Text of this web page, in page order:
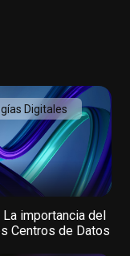
Digitales
importancia del
Centros de Datos